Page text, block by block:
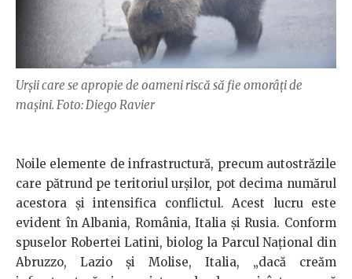
Urșii care se apropie de oameni riscă să fie omorâți de
mașini. Foto: Diego Ravier
Noile elemente de infrastructură, precum autostrăzile
care pătrund pe teritoriul urșilor, pot decima numărul
acestora și intensifica conflictul. Acest lucru este
evident în Albania, România, Italia și Rusia. Conform
spuselor Robertei Latini, biolog la Parcul Național din
Abruzzo, Lazio și Molise, Italia, „dacă creăm